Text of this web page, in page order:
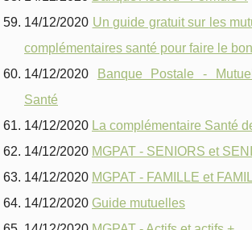
14/12/2020 Un guide gratuit sur les
complémentaires santé pour faire le
14/12/2020
Banque Postale -
Santé
14/12/2020 La complémentaire Santé
14/12/2020 MGPAT - SENIORS et
14/12/2020 MGPAT - FAMILLE et
14/12/2020 Guide mutuelles